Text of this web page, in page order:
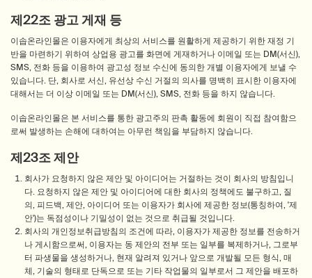
제22조 광고 게재 등
이솝온라인몰은 이용자에게 최상의 서비스를 원활하게 제공하기 위한 재정 기
반을 마련하기 위하여 상업용 광고를 화면에 게재하거나 이메일 또는 DM(서신),
SMS, 전화 등을 이용하여 광고성 정보 수신에 동의한 개별 이용자에게 보낼 수
있습니다. 단, 회사로 서신, 유선상 수신 거절의 의사를 명백히 표시한 이용자에
대해서는 더 이상 이메일 또는 DM(서신), SMS, 전화 등을 하지 않습니다.
이솝온라인몰은 본 서비스를 통한 광고주의 판촉 활동에 회원이 직접 참여함으
로써 발생하는 손해에 대하여는 아무런 책임을 부담하지 않습니다.
제23조 제안
회사가 요청하지 않은 제안 및 아이디어는 거절하는 것이 회사의 방침입니
다. 요청하지 않은 제안 및 아이디어에 대한 회사의 정책에도 불구하고, 질
의, 피드백, 제안, 아이디어 또는 이용자가 회사에 제공한 정보(통칭하여, '제
안')는 독점성이나 기밀성이 없는 것으로 취급될 것입니다.
회사의 개인정보취급방침의 조건에 따라, 이용자가 제공한 정보를 전송하거
나 게시함으로써, 이용자는 동 제안의 전부 또는 일부를 복제하거나, 그로부
터 파생물을 생성하거나, 현재 알려져 있거나 앞으로 개발될 모든 형식, 매
체, 기술의 형태로 단독으로 또는 기타 작업물의 일부로서 그 제안을 배포하